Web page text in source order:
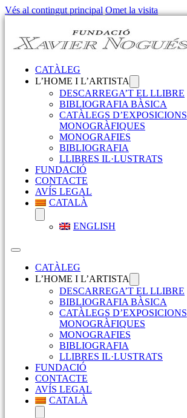
Vés al contingut principal Omet la visita
CATÀLEG
L’HOME I L’ARTISTA
DESCARREGA’T EL LLIBRE
BIBLIOGRAFIA BÀSICA
CATÀLEGS D’EXPOSICIONS
MONOGRÀFIQUES
MONOGRAFIES
BIBLIOGRAFIA
LLIBRES IL·LUSTRATS
FUNDACIÓ
CONTACTE
AVÍS LEGAL
CATALÀ
ENGLISH
CATÀLEG
L’HOME I L’ARTISTA
DESCARREGA’T EL LLIBRE
BIBLIOGRAFIA BÀSICA
CATÀLEGS D’EXPOSICIONS
MONOGRÀFIQUES
MONOGRAFIES
BIBLIOGRAFIA
LLIBRES IL·LUSTRATS
FUNDACIÓ
CONTACTE
AVÍS LEGAL
CATALÀ